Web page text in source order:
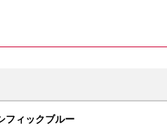
フィックブルー